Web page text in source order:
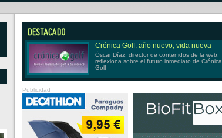
Crónica Golf: año nuevo, vida nueva
Óscar Díaz, director de contenidos de la web,
reflexiona sobre el futuro inmediato de Crónica
Golf
Publicidad